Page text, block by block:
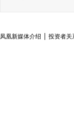
凤凰新媒体介绍 投资者关